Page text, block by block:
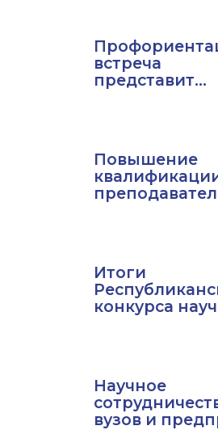
встреча
представит...
Повышение
Итоги
конкурса
Научное
вузов и